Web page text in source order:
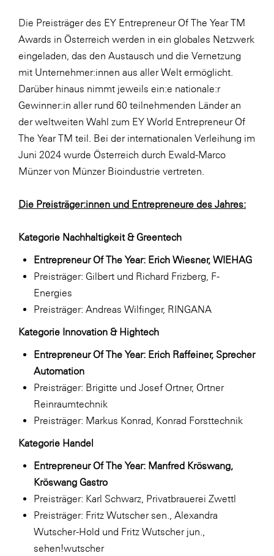
Die Preisträger des EY Entrepreneur Of The Year TM
Awards in Österreich werden in ein globales Netzwerk
eingeladen, das den Austausch und die Vernetzung
mit Unternehmer:innen aus aller Welt ermöglicht.
Darüber hinaus nimmt jeweils ein:e nationale:r
Gewinner:in aller rund 60 teilnehmenden Länder an
der weltweiten Wahl zum EY World Entrepreneur Of
The Year TM teil. Bei der internationalen Verleihung im
Juni 2024 wurde Österreich durch Ewald-Marco
Münzer von Münzer Bioindustrie vertreten.
Die Preisträger:innen und Entrepreneure des Jahres:
Kategorie Nachhaltigkeit & Greentech
Entrepreneur Of The Year: Erich Wiesner, WIEHAG
Preisträger: Gilbert und Richard Frizberg, F-
Energies
Preisträger: Andreas Wilfinger, RINGANA
Kategorie Innovation & Hightech
Entrepreneur Of The Year: Erich Raffeiner, Sprecher
Automation
Preisträger: Brigitte und Josef Ortner, Ortner
Reinraumtechnik
Preisträger: Markus Konrad, Konrad Forsttechnik
Kategorie Handel
Entrepreneur Of The Year: Manfred Kröswang,
Kröswang Gastro
Preisträger: Karl Schwarz, Privatbrauerei Zwettl
Preisträger: Fritz Wutscher sen., Alexandra
Wutscher-Hold und Fritz Wutscher jun.,
sehen!wutscher